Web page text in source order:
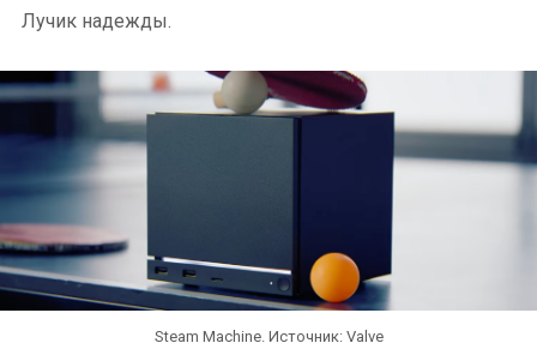
Лучик надежды.
Steam Machine. Источник: Valve